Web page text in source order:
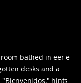
bathed in eerie
desks and a
hints